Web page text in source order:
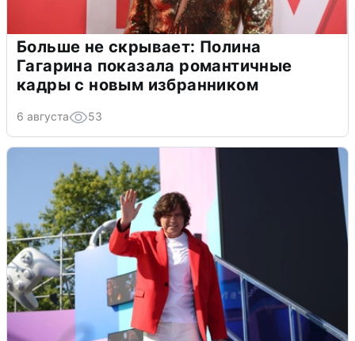
Больше не скрывает: Полина
Гагарина показала романтичные
кадры с новым избранником
6 августа 53